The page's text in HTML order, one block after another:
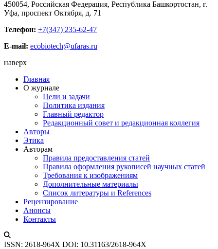
450054, Российская Федерация, Республика Башкортостан, г.
Уфа, проспект Октября, д. 71
Телефон: +7(347) 235-62-47
E-mail: ecobiotech@ufaras.ru
наверх
Главная
О журнале
Цели и задачи
Политика издания
Главный редактор
Редакционный совет и редакционная коллегия
Авторы
Этика
Авторам
Правила предоставления статей
Правила оформления рукописей научных статей
Требования к изображениям
Дополнительные материалы
Список литературы и References
Рецензирование
Анонсы
Контакты
ISSN: 2618-964X DOI: 10.31163/2618-964X